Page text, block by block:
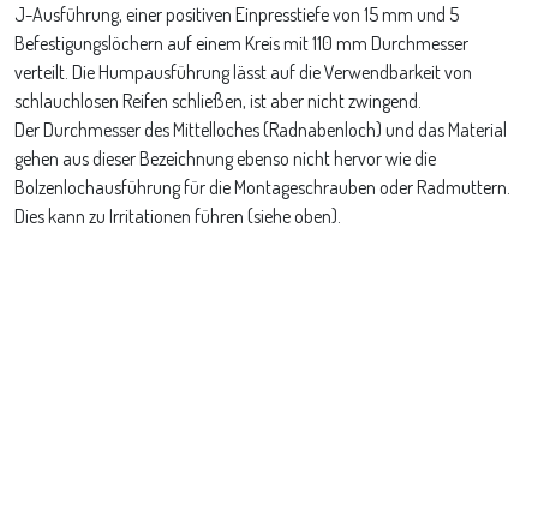
J-Ausführung, einer positiven Einpresstiefe von 15 mm und 5
Befestigungslöchern auf einem Kreis mit 110 mm Durchmesser
verteilt. Die Humpausführung lässt auf die Verwendbarkeit von
schlauchlosen Reifen schließen, ist aber nicht zwingend.
Der Durchmesser des Mittelloches (Radnabenloch) und das Material
gehen aus dieser Bezeichnung ebenso nicht hervor wie die
Bolzenlochausführung für die Montageschrauben oder Radmuttern.
Dies kann zu Irritationen führen (siehe oben).